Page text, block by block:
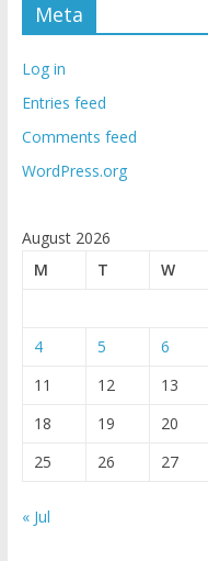
Meta
Log in
Entries feed
Comments feed
WordPress.org
August 2026
M
T W
4
5 6
11
12 13
18
19 20
25
26 27
« Jul